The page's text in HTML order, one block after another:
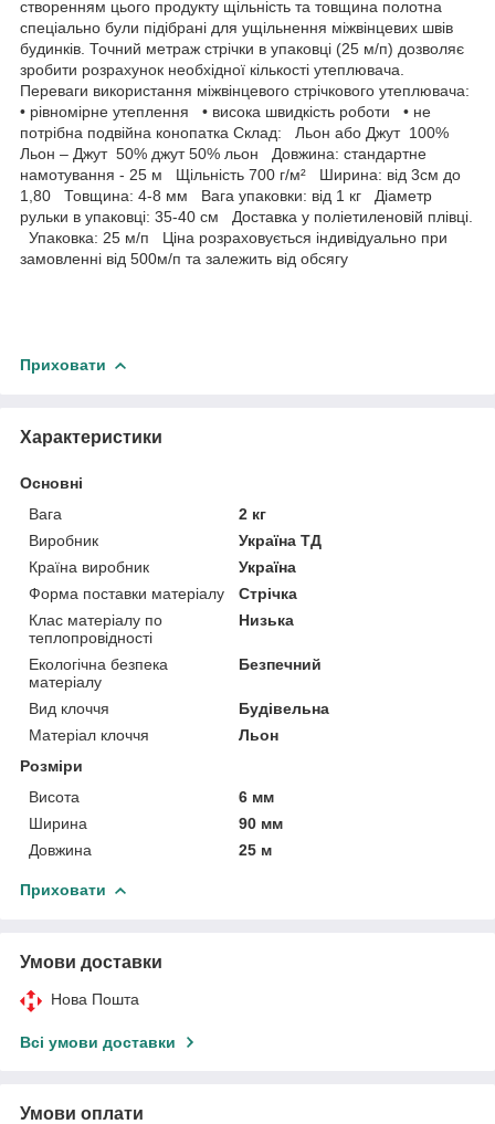
створенням цього продукту щільність та товщина полотна
спеціально були підібрані для ущільнення міжвінцевих швів
будинків. Точний метраж стрічки в упаковці (25 м/п) дозволяє
зробити розрахунок необхідної кількості утеплювача.
Переваги використання міжвінцевого стрічкового утеплювача:
• рівномірне утеплення • висока швидкість роботи • не
потрібна подвійна конопатка Склад: Льон або Джут 100%
Льон – Джут 50% джут 50% льон Довжина: стандартне
намотування - 25 м Щільність 700 г/м² Ширина: від 3см до
1,80 Товщина: 4-8 мм Вага упаковки: від 1 кг Діаметр
рульки в упаковці: 35-40 см Доставка у поліетиленовій плівці.
Упаковка: 25 м/п Ціна розраховується індивідуально при
замовленні від 500м/п та залежить від обсягу
Приховати
Характеристики
Основні
Вага
2 кг
Виробник
Україна ТД
Країна виробник
Україна
Форма поставки матеріалу
Стрічка
Клас матеріалу по
теплопровідності
Низька
Екологічна безпека
матеріалу
Безпечний
Вид клоччя
Будівельна
Матеріал клоччя
Льон
Розміри
Висота
6 мм
Ширина
90 мм
Довжина
25 м
Приховати
Умови доставки
Нова Пошта
Всі умови доставки
Умови оплати